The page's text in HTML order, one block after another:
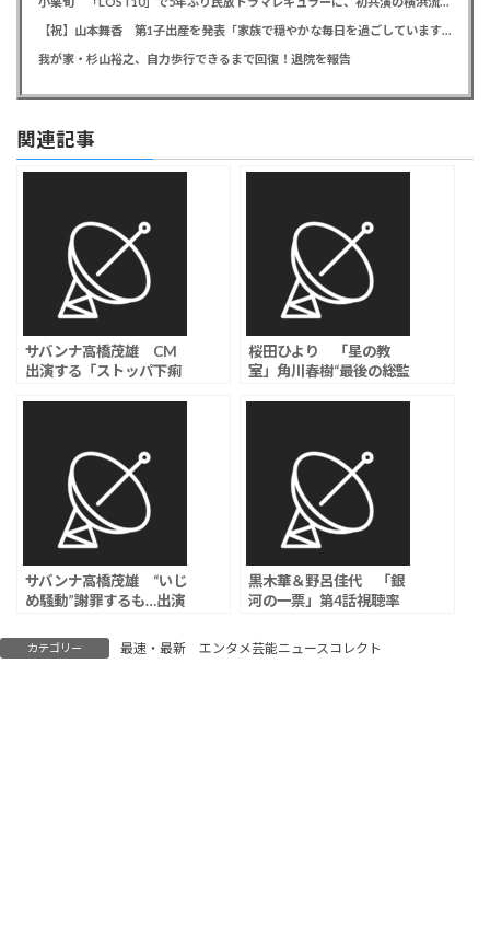
【祝】山本舞香 第1子出産を発表「家族で穏やかな毎日を過ごしています」、夫はマイファスHiro
我が家・杉山裕之、自力歩行できるまで回復！退院を報告
関連記事
サバンナ高橋茂雄 CM
出演する「ストッパ下痢
桜田ひより 「星の教
室」角川春樹“最後の総監
サバンナ高橋茂雄 “いじ
め騒動”謝罪するも…出演
いつけた！」降板の危機
黒木華＆野呂佳代 「銀
河の一票」第4話視聴率
カテゴリー 最速・最新 エンタメ芸能ニュースコレクト